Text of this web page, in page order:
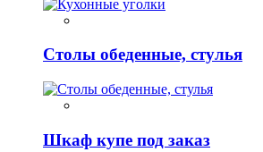
Столы обеденные, стулья
Шкаф купе под заказ